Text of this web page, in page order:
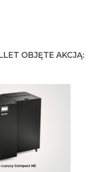
OBJĘTE AKCJĄ: